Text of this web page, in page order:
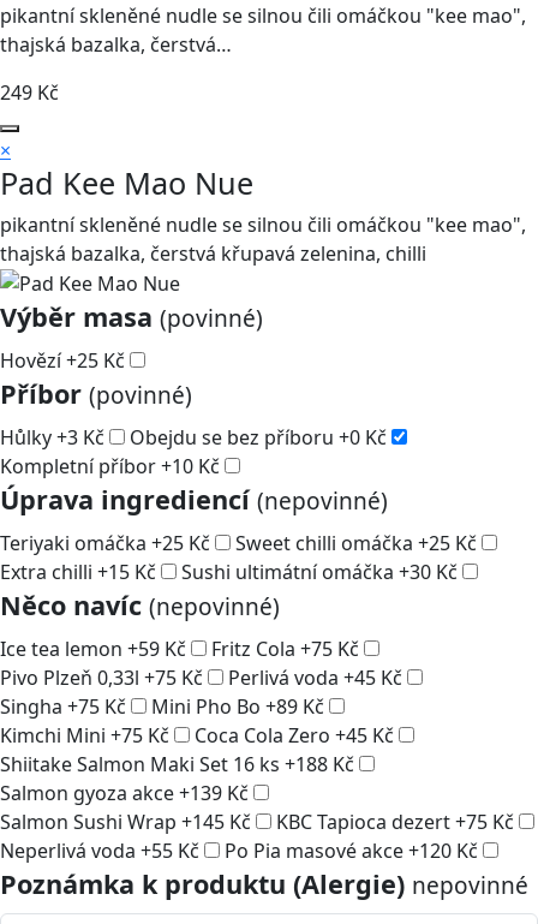
pikantní skleněné nudle se silnou čili omáčkou "kee mao",
thajská bazalka, čerstvá…
249 Kč
×
Pad Kee Mao Nue
pikantní skleněné nudle se silnou čili omáčkou "kee mao",
thajská bazalka, čerstvá křupavá zelenina, chilli
Výběr masa (povinné)
Hovězí+25 Kč
Příbor (povinné)
Hůlky+3 Kč Obejdu se bez příboru +0 Kč
Kompletní příbor+10 Kč
Úprava ingrediencí (nepovinné)
Teriyaki omáčka +25 Kč Sweet chilli omáčka +25 Kč
Extra chilli +15 Kč Sushi ultimátní omáčka +30 Kč
Něco navíc (nepovinné)
Ice tea lemon +59 Kč Fritz Cola +75 Kč
Pivo Plzeň 0,33l +75 Kč Perlivá voda +45 Kč
Singha +75 Kč Mini Pho Bo +89 Kč
Kimchi Mini +75 Kč Coca Cola Zero +45 Kč
Shiitake Salmon Maki Set 16 ks +188 Kč
Salmon gyoza akce+139 Kč
Salmon Sushi Wrap +145 Kč KBC Tapioca dezert+75 Kč
Neperlivá voda +55 Kč Po Pia masové akce+120 Kč
Poznámka k produktu (Alergie) nepovinné